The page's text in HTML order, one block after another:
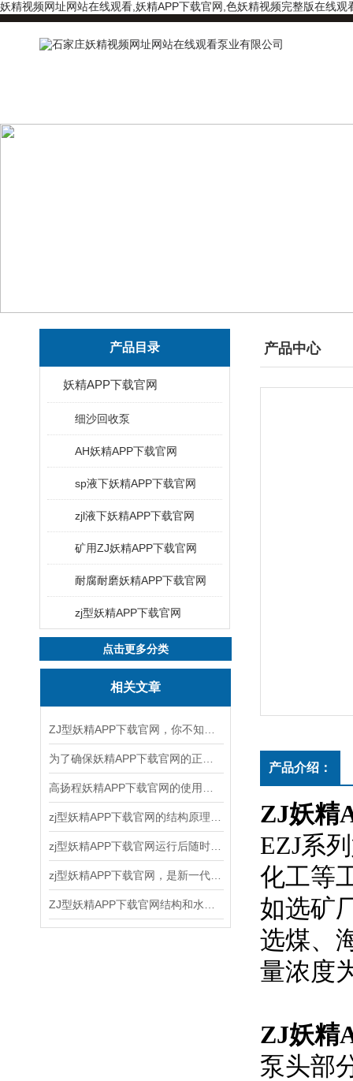
妖精视频网址网站在线观看,妖精APP下载官网,色妖精视频完整版在线
产品目录
妖精APP下载官网
细沙回收泵
AH妖精APP下载官网
sp液下妖精APP下载官网
zjl液下妖精APP下载官网
矿用ZJ妖精APP下载官网
耐腐耐磨妖精APP下载官网
zj型妖精APP下载官网
点击更多分类
相关文章
产品中心
产品介绍：
ZJ妖精
EZJ系列
化工等
如选矿厂
选煤
量浓度为
ZJ妖精
泵头部